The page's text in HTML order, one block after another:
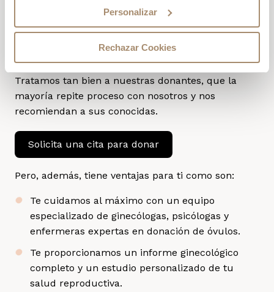
Personalizar
Rechazar Cookies
personal de atención al paciente
acompañaremos durante todo el proceso para que
Tratamos tan bien a nuestras donantes, que la
mayoría repite proceso con nosotros y nos
recomiendan a sus conocidas.
Solicita una cita para donar
Pero, además, tiene ventajas para ti como son:
Te cuidamos al máximo con un equipo
especializado de ginecólogas, psicólogas y
enfermeras expertas en donación de óvulos.
Te proporcionamos un informe ginecológico
completo y un estudio personalizado de tu
salud reproductiva.